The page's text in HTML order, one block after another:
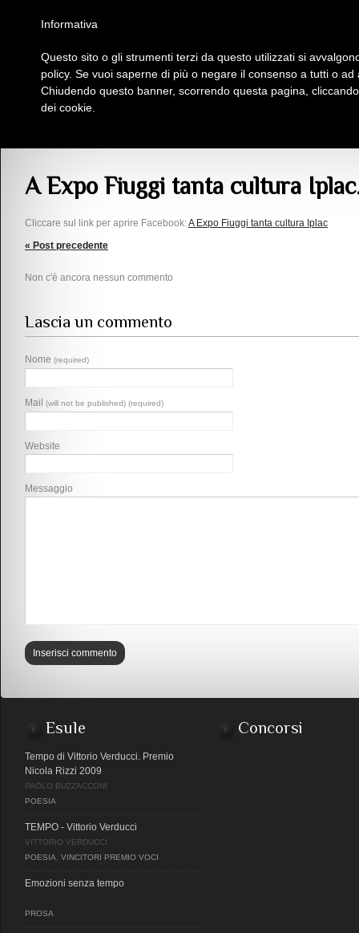
Insieme Per La Cultura
A Expo Fiuggi tanta cultura
Cliccare sul link per aprire Facebook:A Expo Fiuggi tanta cultura Iplac
« Post precedente
Non c'è ancora nessun commento
Lascia un commento
Nome (required)
Mail (will not be published) (required)
Website
Messaggio
Esule
Tempo di Vittorio Verducci. Premio
Nicola Rizzi 2009
PAOLO BUZZACCONI
POESIA
TEMPO - Vittorio Verducci
VITTORIO VERDUCCI
POESIA
VINCITORI PREMIO VOCI
Emozioni senza tempo
PROSA
Concorsi
Informativa
Questo sito o gli strumenti terzi da questo utilizzati si
policy. Se vuoi saperne di più o negare il consenso a tutti o
Chiudendo questo banner, scorrendo questa pagina,
dei cookie.